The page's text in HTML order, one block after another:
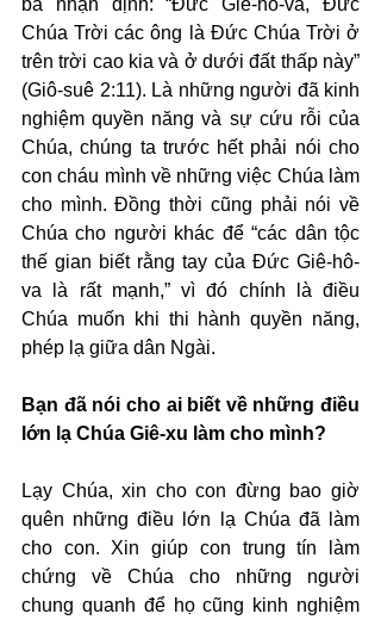
bà nhận định: “Đức Giê-hô-va, Đức
Chúa Trời các ông là Đức Chúa Trời ở
trên trời cao kia và ở dưới đất thấp này”
(Giô-suê 2:11). Là những người đã kinh
nghiệm quyền năng và sự cứu rỗi của
Chúa, chúng ta trước hết phải nói cho
con cháu mình về những việc Chúa làm
cho mình. Đồng thời cũng phải nói về
Chúa cho người khác để “các dân tộc
thế gian biết rằng tay của Đức Giê-hô-
va là rất mạnh,” vì đó chính là điều
Chúa muốn khi thi hành quyền năng,
phép lạ giữa dân Ngài.
Bạn đã nói cho ai biết về những điều
lớn lạ Chúa Giê-xu làm cho mình?
Lạy Chúa, xin cho con đừng bao giờ
quên những điều lớn lạ Chúa đã làm
cho con. Xin giúp con trung tín làm
chứng về Chúa cho những người
chung quanh để họ cũng kinh nghiệm